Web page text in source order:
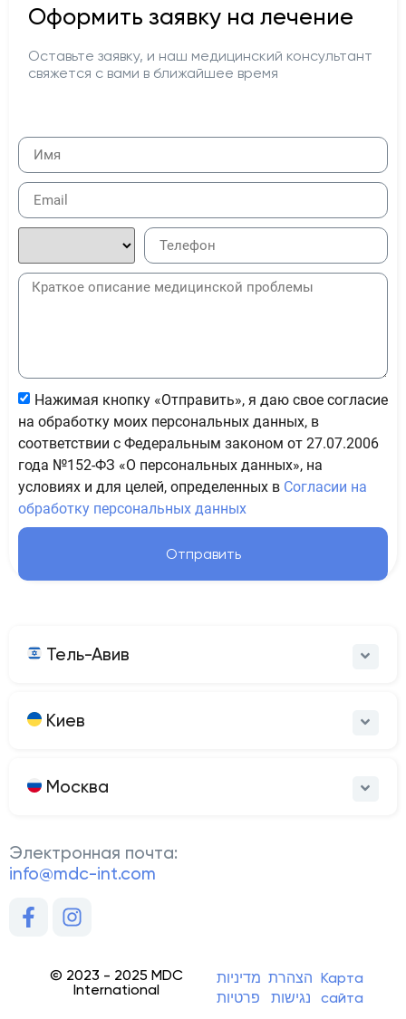
Оформить заявку на лечение
Оставьте заявку, и наш медицинский консультант
свяжется с вами в ближайшее время
Нажимая кнопку «Отправить», я даю свое согласие
на обработку моих персональных данных, в
соответствии с Федеральным законом от 27.07.2006
года №152-ФЗ «О персональных данных», на
условиях и для целей, определенных в Согласии на
обработку персональных данных
Отправить
Тель-Авив
Киев
Москва
Электронная почта:
info@mdc-int.com
© 2023 - 2025 MDC
International
מדיניות
פרטיות
הצהרת
נגישות
Карта
сайта